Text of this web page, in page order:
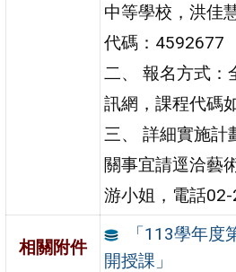
中等學校，洪佳
代碼：4592677
二、 報名方式：
訊網，課程代碼
三、 詳細實施計
關事宜請逕洽藝
游小姐，電話
相關附件
「113學年度
開授課」